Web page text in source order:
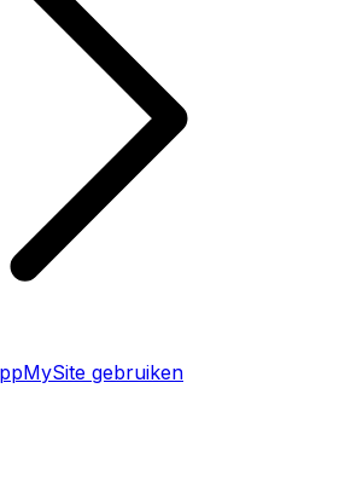
gebruiken